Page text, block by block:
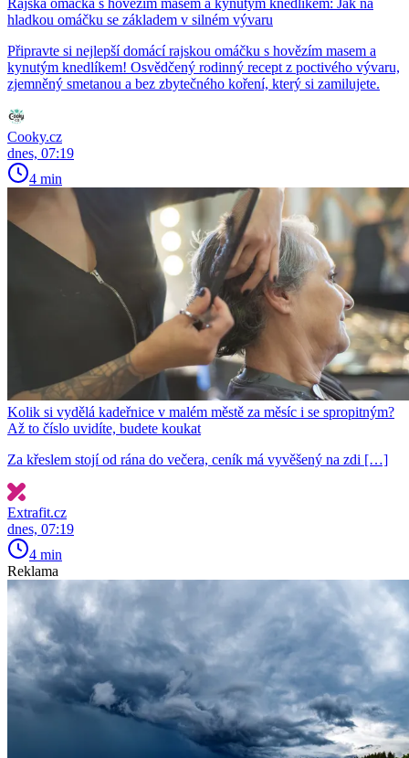
hladkou omáčku se základem v silném vývaru
Připravte si nejlepší domácí rajskou omáčku s hovězím masem a
kynutým knedlíkem! Osvědčený rodinný recept z poctivého vývaru,
zjemněný smetanou a bez zbytečného koření, který si zamilujete.
Cooky.cz
dnes, 07:19
4 min
Kolik si vydělá kadeřnice v malém městě za měsíc i se spropitným?
Až to číslo uvidíte, budete koukat
Za křeslem stojí od rána do večera, ceník má vyvěšený na zdi […]
Extrafit.cz
dnes, 07:19
4 min
Reklama